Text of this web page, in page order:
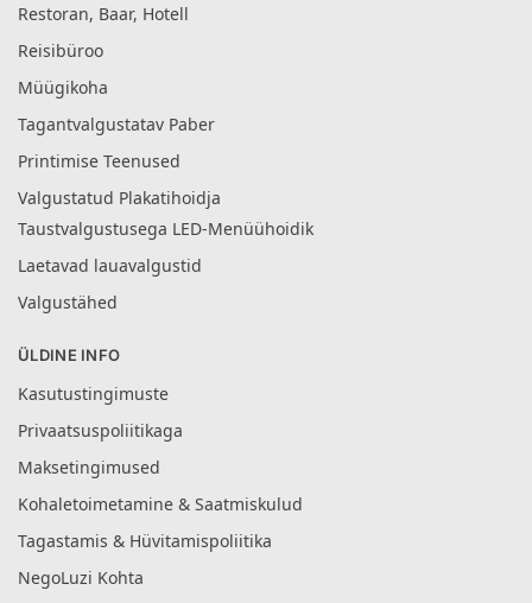
Restoran, Baar, Hotell
Reisibüroo
Müügikoha
Tagantvalgustatav Paber
Printimise Teenused
Valgustatud Plakatihoidja
Taustvalgustusega LED-Menüühoidik
Laetavad lauavalgustid
Valgustähed
ÜLDINE INFO
Kasutustingimuste
Privaatsuspoliitikaga
Maksetingimused
Kohaletoimetamine & Saatmiskulud
Tagastamis & Hüvitamispoliitika
NegoLuzi Kohta